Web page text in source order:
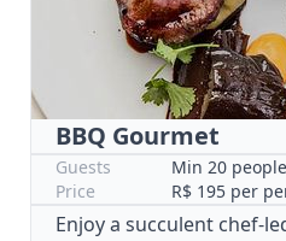
BBQ Gourmet
Guests
Min 20 people
Price
R$ 195 per
Enjoy a succulent chef-